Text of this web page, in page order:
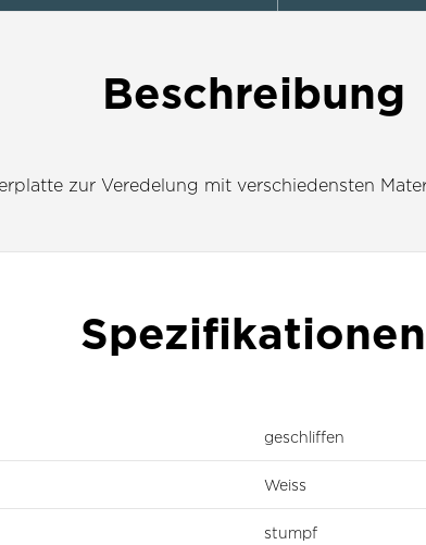
Beschreibung
zur Veredelung mit verschiedensten
Spezifikationen
geschliffen
Weiss
stumpf